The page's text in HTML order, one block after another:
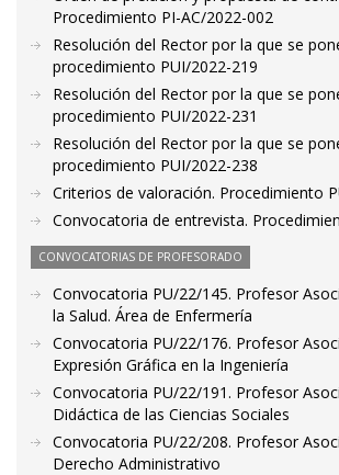
Procedimiento PI-AC/2022-002
Resolución del Rector por la que se
procedimiento PUI/2022-219
Resolución del Rector por la que se
procedimiento PUI/2022-231
Resolución del Rector por la que se
procedimiento PUI/2022-238
Criterios de valoración. Procedimiento
Convocatoria de entrevista.
CONVOCATORIAS DE PROFESORADO
Convocatoria PU/22/145. Profesor
la Salud. Área de Enfermería
Convocatoria PU/22/176. Profesor
Expresión Gráfica en la Ingeniería
Convocatoria PU/22/191. Profesor
Didáctica de las Ciencias Sociales
Convocatoria PU/22/208. Profesor
Derecho Administrativo